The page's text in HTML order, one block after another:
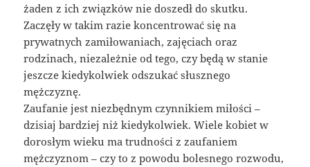
żaden z ich związków nie doszedł do skutku.
Zaczęły w takim razie koncentrować się na
prywatnych zamiłowaniach, zajęciach oraz
rodzinach, niezależnie od tego, czy będą w stanie
jeszcze kiedykolwiek odszukać słusznego
mężczyznę.
Zaufanie jest niezbędnym czynnikiem miłości –
dzisiaj bardziej niż kiedykolwiek. Wiele kobiet w
dorosłym wieku ma trudności z zaufaniem
mężczyznom – czy to z powodu bolesnego rozwodu,